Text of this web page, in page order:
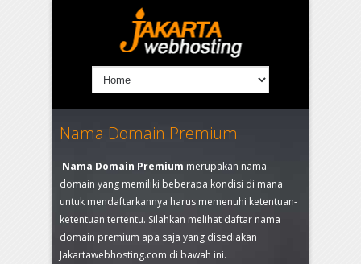
Nama Domain Premium
Nama Domain Premium merupakan nama
domain yang memiliki beberapa kondisi di mana
untuk mendaftarkannya harus memenuhi ketentuan-
ketentuan tertentu. Silahkan melihat daftar nama
domain premium apa saja yang disediakan
Jakartawebhosting.com di bawah ini.